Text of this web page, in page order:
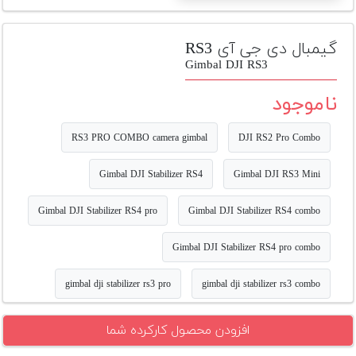
تجهیزات
مکث
پلاس
افزودن
محصول
لیست
قیمت
دوربین
گیمبال دی جی آی RS3
Gimbal DJI RS3
ناموجود
DJI RS2 Pro Combo
RS3 PRO COMBO camera gimbal
Gimbal DJI RS3 Mini
Gimbal DJI Stabilizer RS4
Gimbal DJI Stabilizer RS4 combo
Gimbal DJI Stabilizer RS4 pro
Gimbal DJI Stabilizer RS4 pro combo
gimbal dji stabilizer rs3 combo
gimbal dji stabilizer rs3 pro
افزودن محصول کارکرده شما